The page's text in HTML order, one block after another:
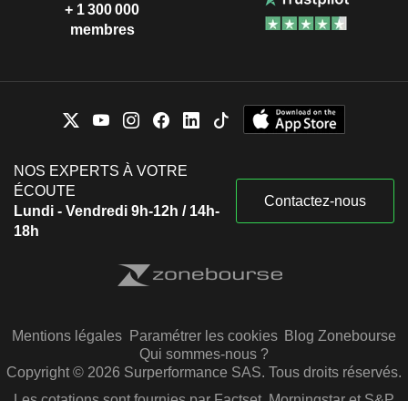
+ 1 300 000
membres
NOS EXPERTS À VOTRE
ÉCOUTE
Lundi - Vendredi 9h-12h / 14h-
18h
Contactez-nous
Mentions légales Paramétrer les cookies Blog Zonebourse
Qui sommes-nous ?
Copyright © 2026 Surperformance SAS. Tous droits réservés.